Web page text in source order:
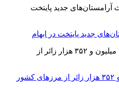
جدید پایتخت در ابهام